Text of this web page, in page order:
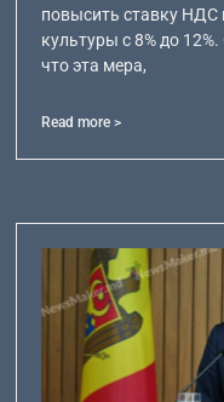
повысить ставку НДС
культуры с 8% до
что эта мера,
Read more >